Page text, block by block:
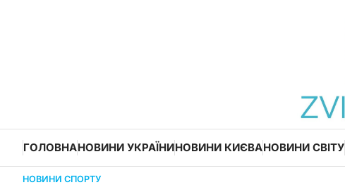
ГОЛОВНАНОВИНИ УКРАЇНИНОВИНИ КИЄВАНОВИНИ СВІТУ
НОВИНИ СПОРТУ